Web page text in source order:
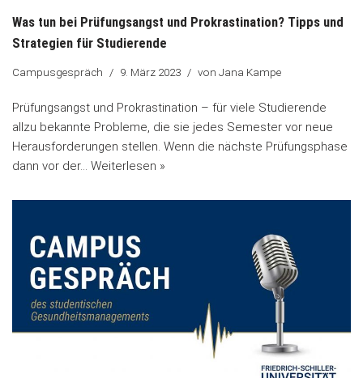
Was tun bei Prüfungsangst und Prokrastination? Tipps und
Strategien für Studierende
Campusgespräch 9. März 2023 von Jana Kampe
Prüfungsangst und Prokrastination – für viele Studierende
allzu bekannte Probleme, die sie jedes Semester vor neue
Herausforderungen stellen. Wenn die nächste Prüfungsphase
dann vor der… Weiterlesen »